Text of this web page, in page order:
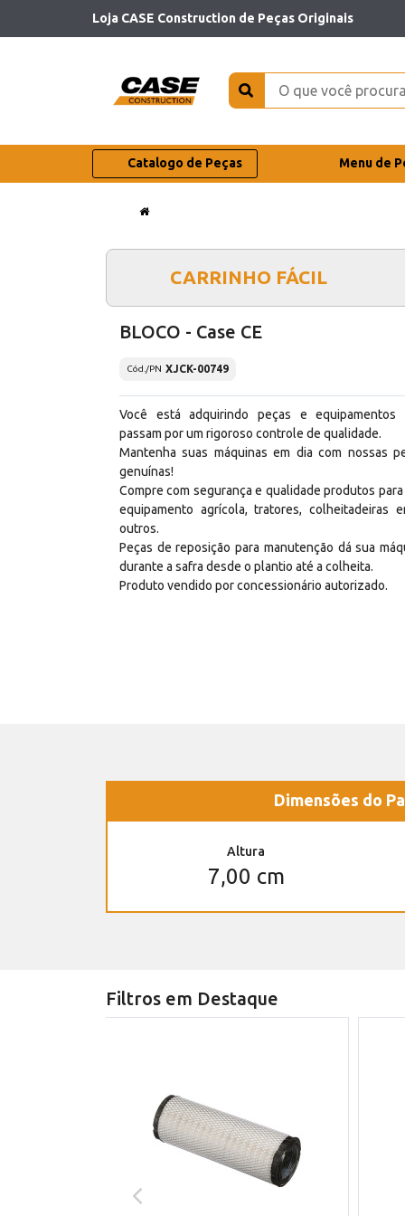
Loja CASE Construction de Peças Originais
Catalogo de Peças Menu de
CARRINHO FÁCIL
BLOCO - Case CE
Cód./PN XJCK-00749
Você está adquirindo peças e equipamentos
passam por um rigoroso controle de qualidade.
Mantenha suas máquinas em dia com nossas
genuínas!
Compre com segurança e qualidade produtos
equipamento agrícola, tratores, colheitadeiras
outros.
Peças de reposição para manutenção dá sua
durante a safra desde o plantio até a colheita.
Produto vendido por concessionário autorizado.
Dimensões do
Altura
7,00 cm
Filtros em Destaque